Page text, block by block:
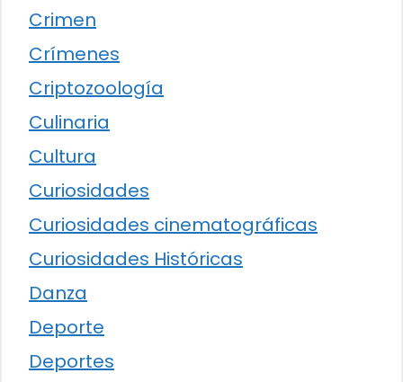
Crimen
Crímenes
Criptozoología
Culinaria
Cultura
Curiosidades
Curiosidades cinematográficas
Curiosidades Históricas
Danza
Deporte
Deportes